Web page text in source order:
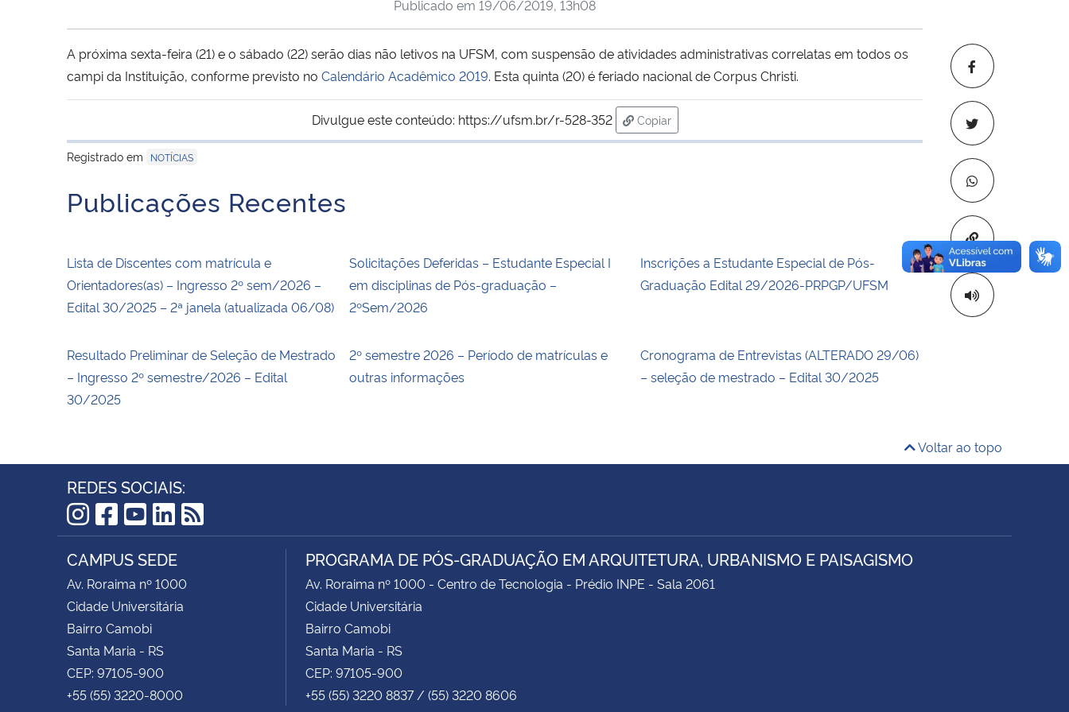
Copiar para
Publicado em 19/06/2019, 13h08
A próxima sexta-feira (21) e o sábado (22) serão dias não letivos na UFSM, com suspensão de atividades administrativas correlatas em todos os
campi da Instituição, conforme previsto no Calendário Acadêmico 2019. Esta quinta (20) é feriado nacional de Corpus Christi.
Divulgue este conteúdo: https://ufsm.br/r-528-352
Copiar
para área de transferência
Registrado em
NOTÍCIAS
Publicações Recentes
Lista de Discentes com matrícula e
Orientadores(as) – Ingresso 2º sem/2026 –
Edital 30/2025 – 2ª janela (atualizada 06/08)
Solicitações Deferidas – Estudante Especial I
em disciplinas de Pós-graduação –
2ºSem/2026
Inscrições a Estudante Especial de Pós-
Graduação Edital 29/2026-PRPGP/UFSM
Resultado Preliminar de Seleção de Mestrado
– Ingresso 2º semestre/2026 – Edital
30/2025
2º semestre 2026 – Período de matrículas e
outras informações
Cronograma de Entrevistas (ALTERADO 29/06)
– seleção de mestrado – Edital 30/2025
Voltar ao topo
REDES SOCIAIS:
Instagram
Facebook
YouTube
LinkedIn
RSS
CAMPUS SEDE
Av. Roraima nº 1000
Cidade Universitária
Bairro Camobi
Santa Maria - RS
CEP: 97105-900
+55 (55) 3220-8000
PROGRAMA DE PÓS-GRADUAÇÃO EM ARQUITETURA, URBANISMO E PAISAGISMO
Av. Roraima nº 1000 - Centro de Tecnologia - Prédio INPE - Sala 2061
Cidade Universitária
Bairro Camobi
Santa Maria - RS
CEP: 97105-900
+55 (55) 3220 8837 / (55) 3220 8606